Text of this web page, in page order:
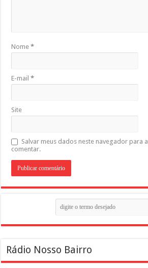
Nome*
E-mail*
Site
Salvar meus dados neste navegador para
comentar.
Rádio Nosso Bairro